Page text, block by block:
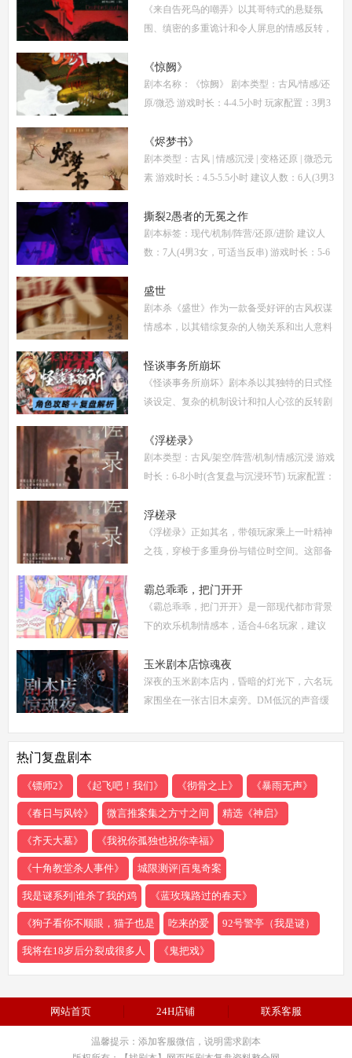
《来自告死鸟的嘲弄》以其哥特式的悬疑氛
围、缜密的多重诡计和令人屏息的情感反转，
南将从线索流程梳理、角色任务解析、核心诡
计拆
《惊阙》
剧本名称：《惊阙》 剧本类型：古风/情感/还
原/微恐 游戏时长：4-4.5小时 玩家配置：3男3
体验测评内容，复盘答案仅需2步： (1)关注微
信公
《烬梦书》
剧本类型：古风 | 情感沉浸 | 变格还原 | 微恐元
素 游戏时长：4.5-5.5小时 建议人数：6人(3男3
风故事、情感细腻、偏好剧情还原的玩家 《烬
梦
撕裂2愚者的无冕之作
剧本标签：现代/机制/阵营/还原/进阶 建议人
数：7人(4男3女，可适当反串) 游戏时长：5-6
《撕裂2愚者的无冕之作》玩家点评关键词：
机制
盛世
剧本杀《盛世》作为一款备受好评的古风权谋
情感本，以其错综复杂的人物关系和出人意料
供全面的复盘解析，包括角色攻略、关键线索
解
怪谈事务所崩坏
《怪谈事务所崩坏》剧本杀以其独特的日式怪
谈设定、复杂的机制设计和扣人心弦的反转剧
复盘、体验测评、新本攻略、类型时间和玩家
点
《浮槎录》
剧本类型：古风/架空/阵营/机制/情感沉浸 游戏
时长：6-8小时(含复盘与沉浸环节) 玩家配置：
别选择以增强代入感) 适合玩家：适合喜爱深
度
浮槎录
《浮槎录》正如其名，带领玩家乘上一叶精神
之筏，穿梭于多重身份与错位时空间。这部备
精密的机制设计和深刻的人性探讨，在剧本杀
圈
霸总乖乖，把门开开
《霸总乖乖，把门开开》是一部现代都市背景
下的欢乐机制情感本，适合4-6名玩家，建议
争、家族恩怨与情感纠葛，以轻松幽默的笔触
描绘了一
玉米剧本店惊魂夜
深夜的玉米剧本店内，昏暗的灯光下，六名玩
家围坐在一张古旧木桌旁。DM低沉的声音缓
热门复盘剧本
《镖师2》 《起飞吧！我们》 《彻骨之上》 《暴雨无声》
《春日与风铃》 微言推案集之方寸之间 精选《神启》
《齐天大墓》 《我祝你孤独也祝你幸福》
《十角教堂杀人事件》 城限测评|百鬼奇案
我是谜系列|谁杀了我的鸡 《蓝玫瑰路过的春天》
《狗子看你不顺眼，猫子也是 吃来的爱 92号警亭（我是谜）
我将在18岁后分裂成很多人 《鬼把戏》
网站首页 24H店铺 联系客服
温馨提示：添加客服微信，说明需求剧本